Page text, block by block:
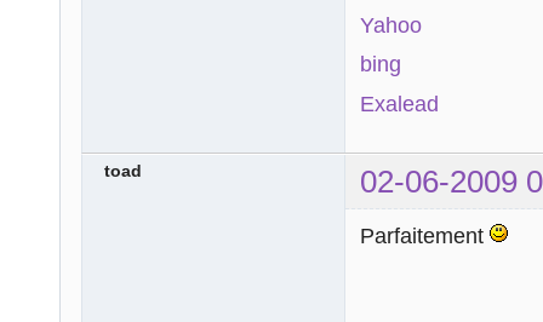
Yahoo
bing
Exalead
toad 02-06-2009
Parfaitement